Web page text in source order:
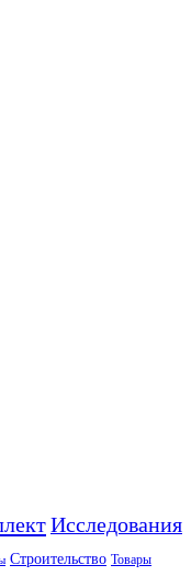
Исследования
Строительство Товары